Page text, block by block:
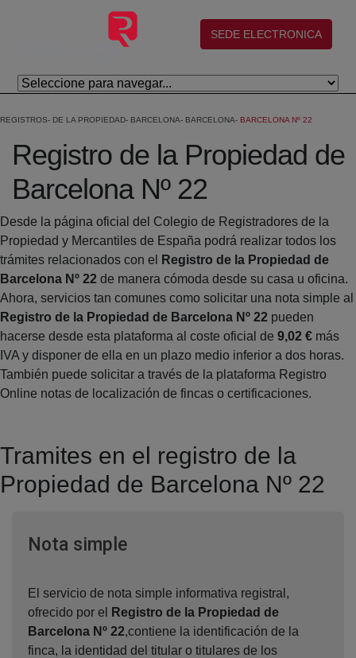
Salta al contingut principal
(abre en nueva ventana)
SEDE ELECTRONICA
REGISTROS DE LA PROPIEDAD BARCELONA BARCELONA BARCELONA Nº 22
Registro de la Propiedad de
Barcelona Nº 22
Desde la página oficial del Colegio de Registradores de la
Propiedad y Mercantiles de España podrá realizar todos los
trámites relacionados con el
Registro de la Propiedad de
Barcelona Nº 22 de manera cómoda desde su casa u oficina.
Ahora, servicios tan comunes como solicitar una nota simple al
Registro de la Propiedad de Barcelona Nº 22 pueden
hacerse desde esta plataforma al coste oficial de 9,02 € más
IVA y disponer de ella en un plazo medio inferior a dos horas.
También puede solicitar a través de la plataforma Registro
Online notas de localización de fincas o certificaciones.
Tramites en el registro de la
Propiedad de Barcelona Nº 22
Nota simpleVentana nueva
El servicio de nota simple informativa registral,
ofrecido por el
Registro de la Propiedad de
Barcelona Nº 22,contiene la identificación de la
finca, la identidad del titular o titulares de los